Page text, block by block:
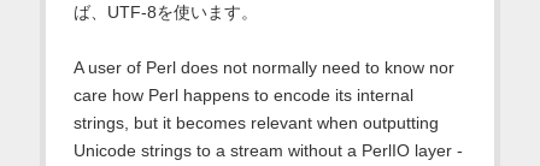
ば、UTF-8を使います。
A user of Perl does not normally need to know nor
care how Perl happens to encode its internal
strings, but it becomes relevant when outputting
Unicode strings to a stream without a PerlIO layer -